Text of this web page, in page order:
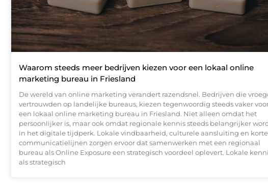
Waarom steeds meer bedrijven kiezen voor een lokaal online
marketing bureau in Friesland
De wereld van online marketing verandert razendsnel. Bedrijven die
vertrouwden op landelijke bureaus, kiezen tegenwoordig steeds vaker
een lokaal online marketing bureau in Friesland. Niet alleen omdat het
persoonlijker is, maar ook omdat regionale kennis steeds belangrijker
in het digitale tijdperk. Lokale vindbaarheid, culturele aansluiting en korte
communicatielijnen zorgen ervoor dat samenwerken met een regionaal
bureau als Online Exposure een strategisch voordeel oplevert. Lokale
als strategisch